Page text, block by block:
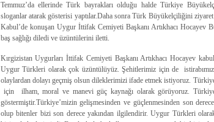
Temmuz’da ellerinde Türk bayrakları olduğu halde Türkiye
sloganlar atarak gösterisi yaptılar.Daha sonra Türk Büyükelçiliğini
Kabul’de konuşan Uygur İttifak Cemiyeti Başkanı Artıkhacı
baş sağlığı diledi ve üzüntülerini iletti.
Kırgizistan Uygurları İttifak Cemiyeti Başkanı Artıkhacı Hocayev
Uygur Türkleri olarak çok üzüntülüyüz. Şehitlerimiz için de
olaylardan dolayı geçmiş olsun dileklerimizi ifade etmek istiyoruz.
için ilham, moral ve manevi güç kaynağı olarak görüyoruz.
göstermiştir.Türkiye’mizin gelişmesinden ve güçlenmesinden son
olup bitenler bizi son derece yakından ilgilendirir. Uygur Türkleri